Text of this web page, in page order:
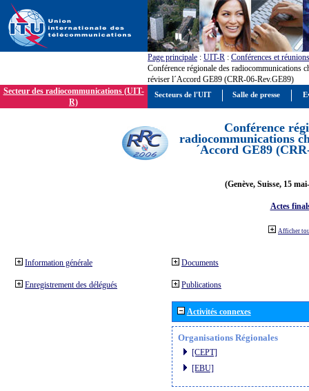
Page principale : UIT-R : Conférences et réunions
Conférence régionale des radiocommunications
réviser l´Accord GE89 (CRR-06-Rev.GE89)
Secteur des radiocommunications (UIT-
R)
Conférence
radiocommunications
´Accord GE89
(Genève, Suisse, 15
Actes
Afficher
Information générale
Enregistrement des délégués
Documents
Publications
Activités connexes
Organisations Régionales
[CEPT]
[EBU]
Secteurs de l'UIT Salle de presse